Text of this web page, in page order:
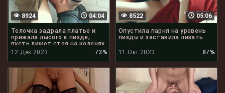
04:04
8924
Телочка задрала платье и
прижала лысого к пизде,
пусть лижет стоя на коленях
12 Дек 2023
73%
05:06
8522
Опустила парня на уровень
пизды и заставила лизать
11 Окт 2023 87%